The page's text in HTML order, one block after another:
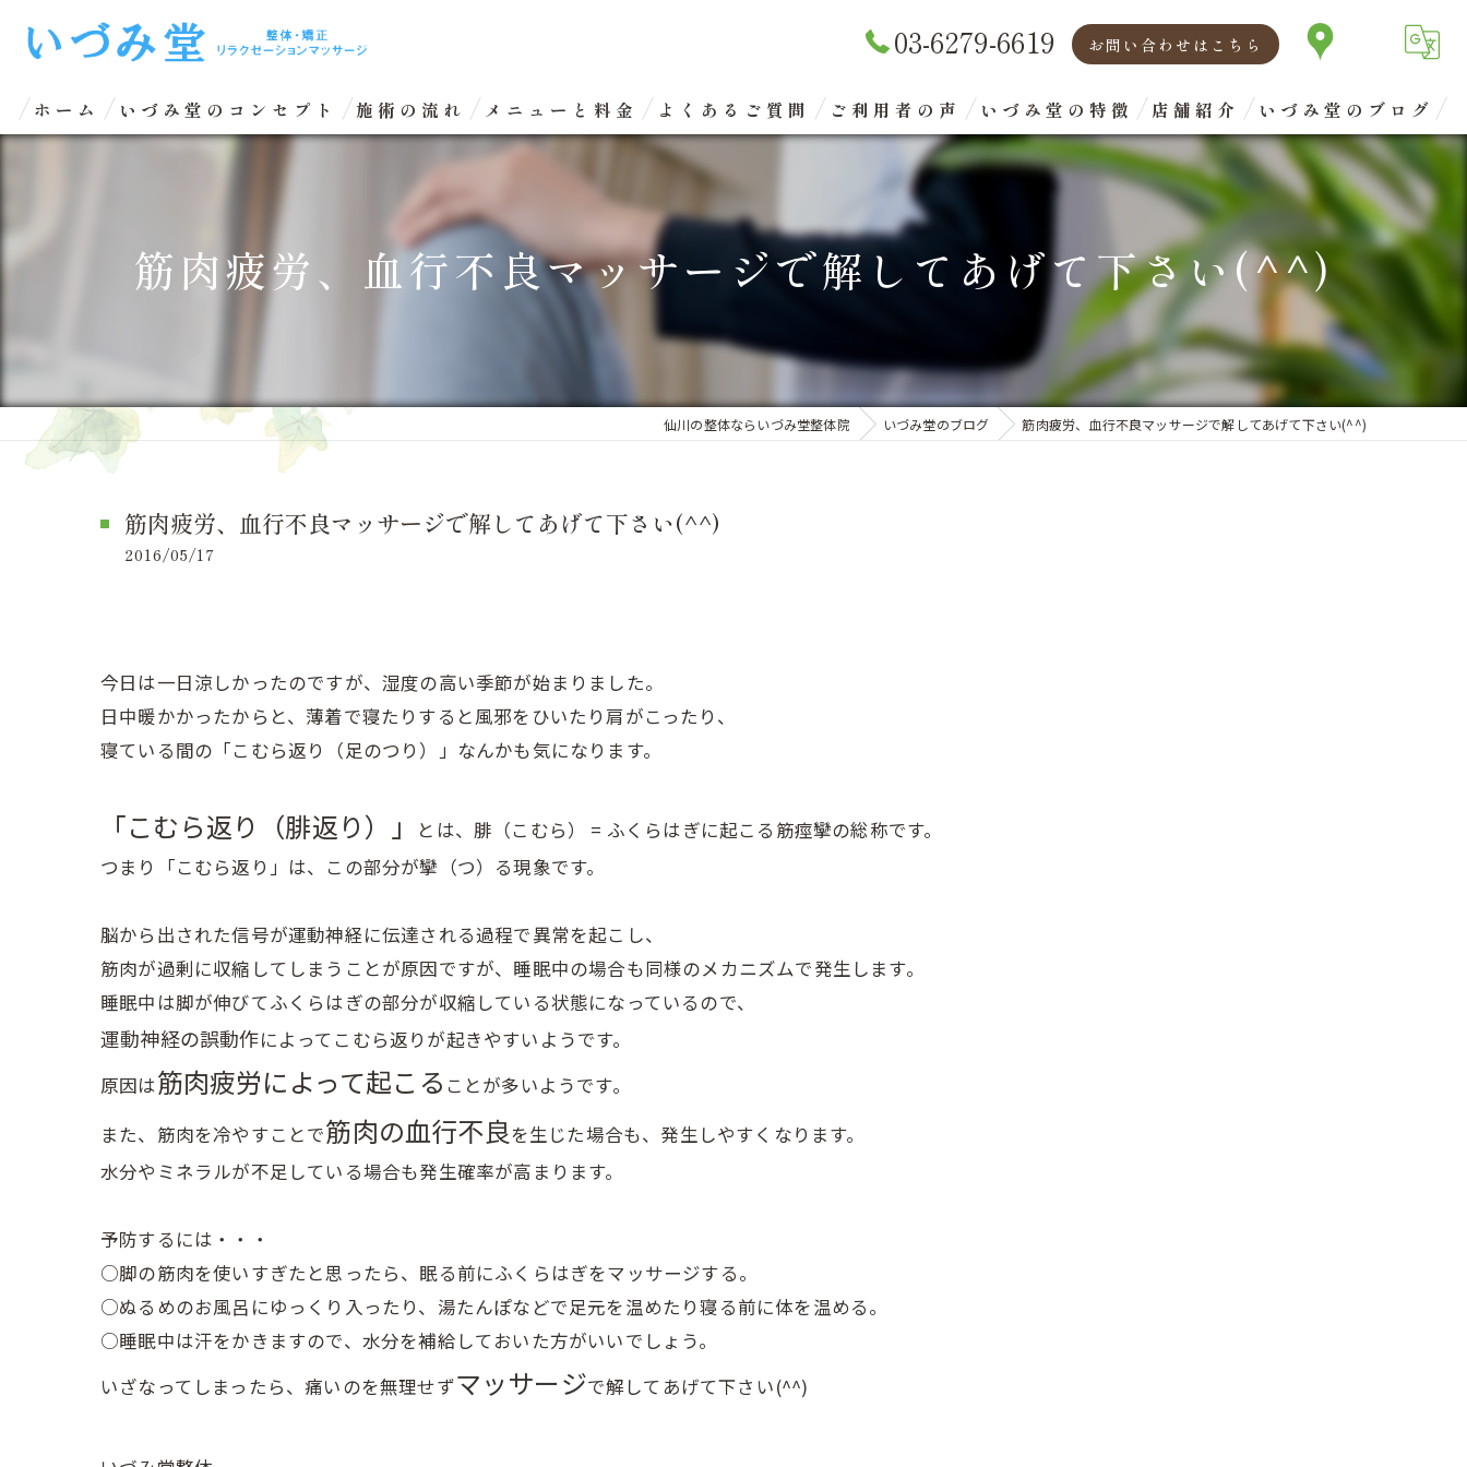
03-6279-6619 お問い合わせはこちら
ホーム いづみ堂のコンセプト 施術の流れ メニューと料金
リラクゼーションマッサージ
整体矯正（骨盤矯正）
眼精疲労改善コース
エクスケアトレーニング
よくあるご質問 ご利用者の声 いづみ堂の特徴
肩こり
眼精疲労
店舗紹介
代表あいさつ
いづみ堂のブログ
筋肉疲労、血行不良マッサージで解してあげて下さい(^^)
仙川の整体ならいづみ堂整体院 いづみ堂のブログ 筋肉疲労、血行不良マッサージで解してあげて下さい(^^)
筋肉疲労、血行不良マッサージで解してあげて下さい(^^)
2016/05/17
今日は一日涼しかったのですが、湿度の高い季節が始まりました。
日中暖かかったからと、薄着で寝たりすると風邪をひいたり肩がこったり、
寝ている間の「こむら返り（足のつり）」なんかも気になります。
「こむら返り（腓返り） 」
とは、腓（こむら） = ふくらはぎに起こる筋痙攣の総称です。
つまり「こむら返り」は、この部分が攣（つ）る現象です。
脳から出された信号が運動神経に伝達される過程で異常を起こし、
筋肉が過剰に収縮してしまうことが原因ですが、睡眠中の場合も同様のメカニズムで発生します。
睡眠中は脚が伸びてふくらはぎの部分が収縮している状態になっているので、
運動神経の誤動作によってこむら返りが起きやすいようです。
原因は筋肉疲労によって起こる ことが多いようです。
また、筋肉を冷やすことで筋肉の血行不良を生じた場合も、発生しやすくなります。
水分やミネラルが不足している場合も発生確率が高まります。
予防するには・・・
○脚の筋肉を使いすぎたと思ったら、眠る前にふくらはぎをマッサージする。
○ぬるめのお風呂にゆっくり入ったり、湯たんぽなどで足元を温めたり寝る前に体を温める。
○睡眠中は汗をかきますので、水分を補給しておいた方がいいでしょう。
いざなってしまったら、痛いのを無理せずマッサージで解してあげて下さい(^^)